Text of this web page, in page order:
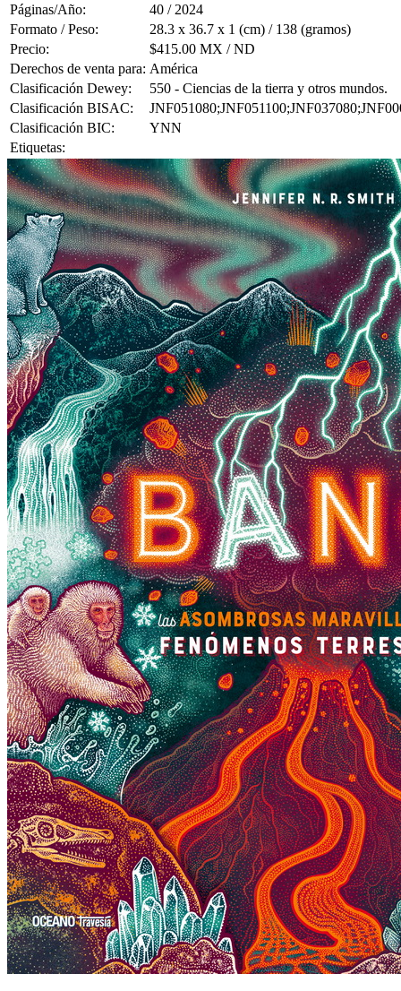
Páginas/Año:
40 / 2024
Formato / Peso:
28.3 x 36.7 x 1 (cm) / 138 (gramos)
Precio:
$415.00 MX / ND
Derechos de venta para: América
Clasificación Dewey:
550 - Ciencias de la tierra y otros mundos.
Clasificación BISAC:
Clasificación BIC:
YNN
Etiquetas: